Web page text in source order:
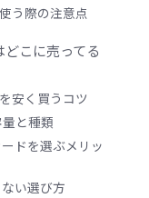
う際の注意点
こに売ってる
安く買うコツ
と種類
ドを選ぶメリッ
い選び方